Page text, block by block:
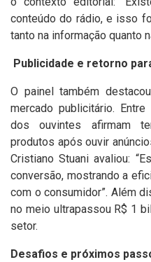
conteúdo do rádio, e isso
tanto na informação quanto
Publicidade e retorno
O painel também
mercado publicitário.
dos ouvintes afirmam
produtos após ouvir
Cristiano Stuani avaliou:
conversão, mostrando a
com o consumidor”. Além
no meio ultrapassou R$ 1
setor.
Desafios e próximos